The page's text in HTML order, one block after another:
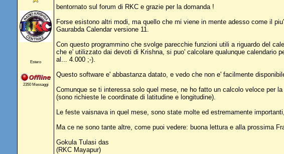
Estero
2350 Messaggi
bentornato sul forum di RKC e grazie per la domanda !
Forse esistono altri modi, ma quello che mi viene in mente adesso come il
Gaurabda Calendar versione 11.
Con questo programmino che svolge parecchie funzioni utili a riguardo del
che e' utilizzato dai devoti di Krishna, si puo' calcolare qualunque calendario
al... 4.000 ;-).
Questo software e' abbastanza datato, e vedo che non e' facilmente
Comunque se ti interessa solo quel mese, ne ho fatto un calcolo veloce per
(sono richieste le coordinate di latitudine e longitudine).
Le feste vaisnava in quel mese, sono state molte ed estremamente
Ma ce ne sono tante altre, come puoi vedere: buona lettura e alla prossima
Gokula Tulasi das
(RKC Mayapur)